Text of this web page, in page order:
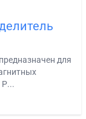
для
Р...